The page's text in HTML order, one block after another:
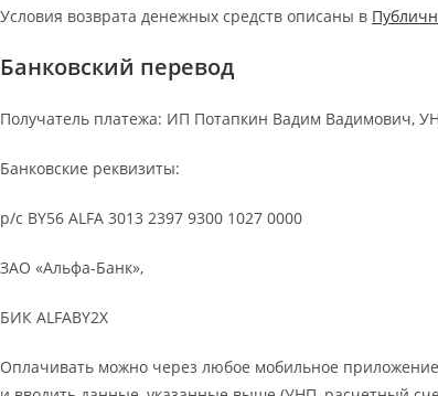
Условия возврата денежных средств описаны в
Банковский перевод
Получатель платежа: ИП Потапкин Вадим Вадимович,
Банковские реквизиты:
р/с BY56 ALFA 3013 2397 9300 1027 0000
ЗАО «Альфа-Банк»,
БИК ALFABY2X
Оплачивать можно через любое мобильное